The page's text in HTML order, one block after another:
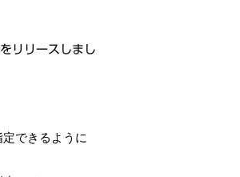
リリースしまし
できるように